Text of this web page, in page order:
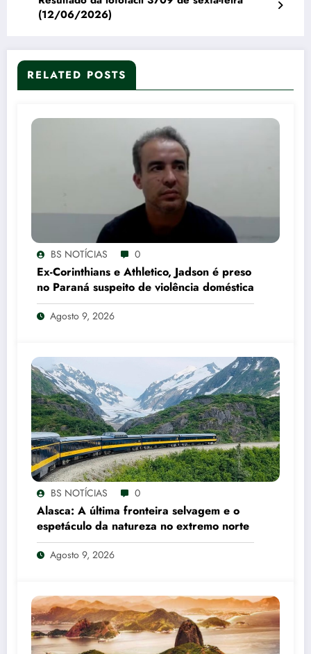
(12/06/2026)
RELATED POSTS
BS NOTÍCIAS 0
Ex-Corinthians e Athletico, Jadson é preso
no Paraná suspeito de violência doméstica
Agosto 9, 2026
BS NOTÍCIAS 0
Alasca: A última fronteira selvagem e o
espetáculo da natureza no extremo norte
Agosto 9, 2026